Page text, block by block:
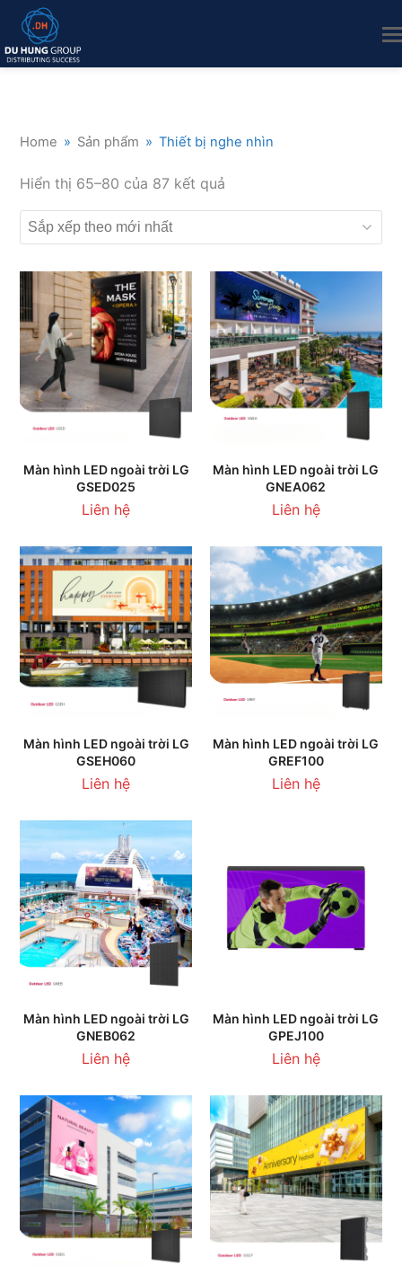
Home » Sản phẩm » Thiết bị nghe nhìn
Hiển thị 65–80 của 87 kết quả
sắp
xếp
theo
mới
nhất
Màn hình LED ngoài trời LG
GSED025
Liên hệ
Màn hình LED ngoài trời LG
GNEA062
Liên hệ
Màn hình LED ngoài trời LG
GSEH060
Liên hệ
Màn hình LED ngoài trời LG
GREF100
Liên hệ
Màn hình LED ngoài trời LG
GNEB062
Liên hệ
Màn hình LED ngoài trời LG
GPEJ100
Liên hệ